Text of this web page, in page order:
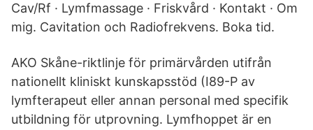
Cav/Rf · Lymfmassage · Friskvård · Kontakt · Om
mig. Cavitation och Radiofrekvens. Boka tid.
AKO Skåne-riktlinje för primärvården utifrån
nationellt kliniskt kunskapsstöd (I89-P av
lymfterapeut eller annan personal med specifik
utbildning för utprovning. Lymfhoppet är en